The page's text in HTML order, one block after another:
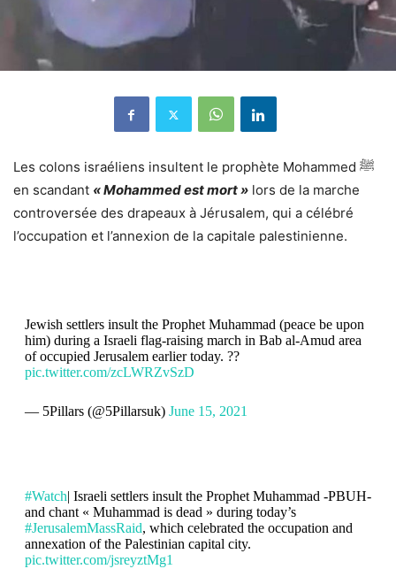
Les colons israéliens insultent le prophète Mohammed ﷺ
en scandant « Mohammed est mort » lors de la marche
controversée des drapeaux à Jérusalem, qui a célébré
l’occupation et l’annexion de la capitale palestinienne.
Jewish settlers insult the Prophet Muhammad (peace be upon
him) during a Israeli flag-raising march in Bab al-Amud area
of occupied Jerusalem earlier today. ??
pic.twitter.com/zcLWRZvSzD
— 5Pillars (@5Pillarsuk) June 15, 2021
#Watch| Israeli settlers insult the Prophet Muhammad -PBUH-
and chant « Muhammad is dead » during today’s
#JerusalemMassRaid, which celebrated the occupation and
annexation of the Palestinian capital city.
pic.twitter.com/jsreyztMg1